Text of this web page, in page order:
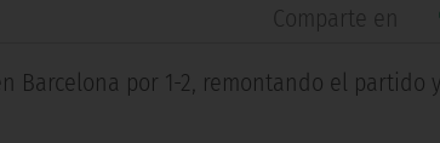
Comparte en
Barcelona por 1-2, remontando el partido